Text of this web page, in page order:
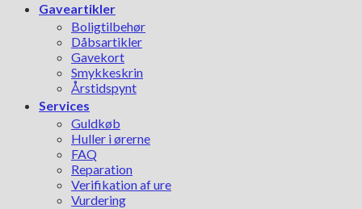
Gaveartikler
Boligtilbehør
Dåbsartikler
Gavekort
Smykkeskrin
Årstidspynt
Services
Guldkøb
Huller i ørerne
FAQ
Reparation
Verifikation af ure
Vurdering